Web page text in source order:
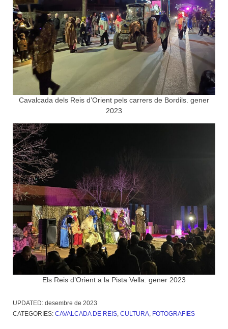
Cavalcada dels Reis d’Orient pels carrers de Bordils. gener
2023
Els Reis d’Orient a la Pista Vella. gener 2023
UPDATED: desembre de 2023
CATEGORIES: CAVALCADA DE REIS, CULTURA, FOTOGRAFIES